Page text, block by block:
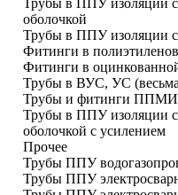
Трубы в ППУ изоляции
оболочкой
Трубы в ППУ изоляции
Фитинги в
Фитинги в
Трубы в ВУС, УС
Трубы и фитинги ППМИ
Трубы в ППУ изоляции
оболочкой с усилением
Прочее
Трубы ППУ
Трубы ППУ